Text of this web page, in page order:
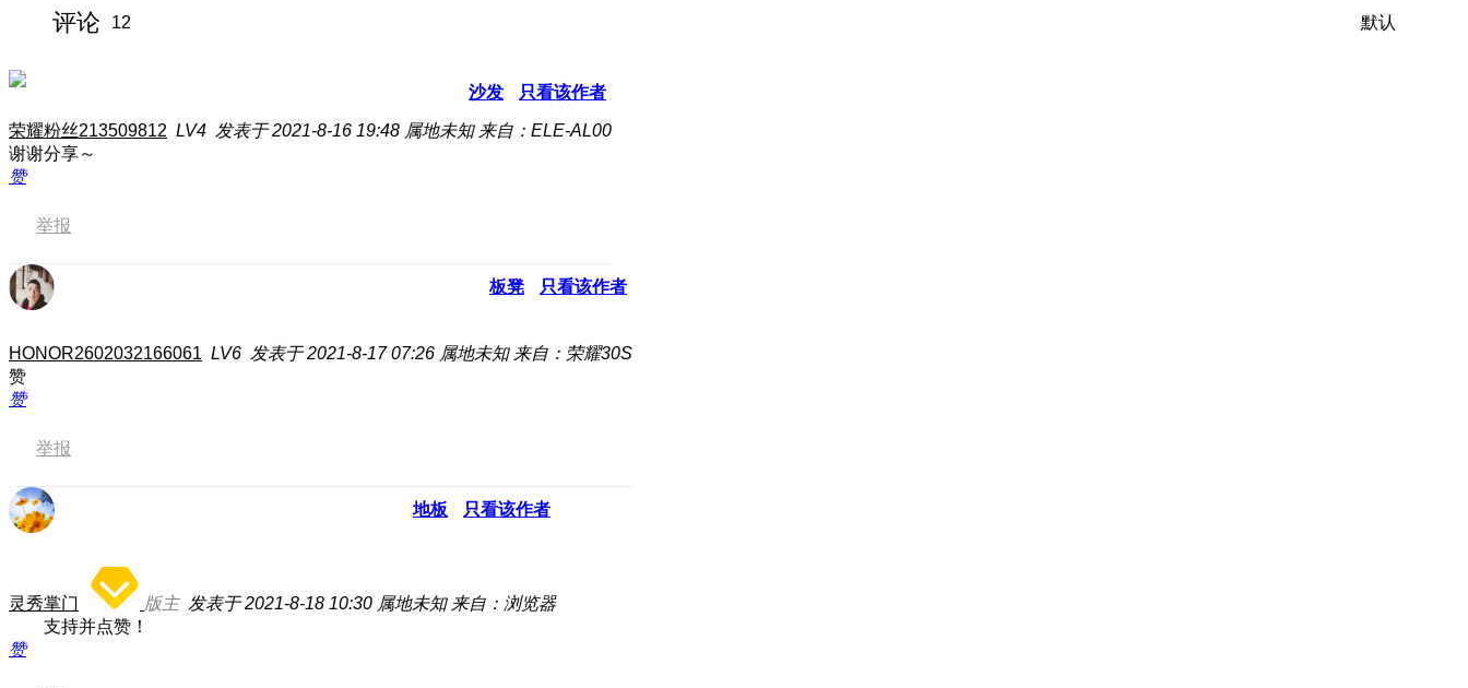
评论 12 默认
沙发 只看该作者
荣耀粉丝213509812 LV4 发表于 2021-8-16 19:48 属地未知 来自：ELE-AL00
谢谢分享～
赞
举报
板凳 只看该作者
HONOR2602032166061 LV6 发表于 2021-8-17 07:26 属地未知 来自：荣耀30S
赞
赞
举报
地板 只看该作者
灵秀掌门 版主 发表于 2021-8-18 10:30 属地未知 来自：浏览器
支持并点赞！
赞